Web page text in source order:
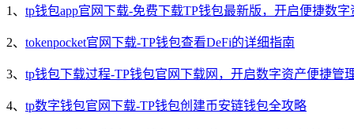
1、 tp钱包app官网下载-免费下载TP钱包最新版，开启便捷数字
2、 tokenpocket官网下载-TP钱包查看DeFi的详细指南
3、 tp钱包下载过程-TP钱包官网下载网，开启数字资产便捷管理
4、 tp数字钱包官网下载-TP钱包创建币安链钱包全攻略